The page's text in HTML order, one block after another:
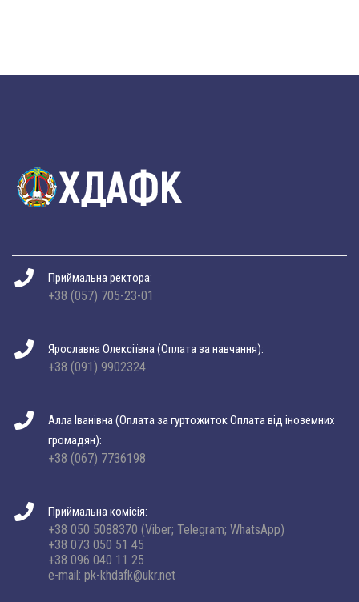
Приймальна ректора:
+38 (057) 705-23-01
Ярославна Олексіївна (Оплата за навчання):
+38 (091) 9902324
Алла Іванівна (Оплата за гуртожиток Оплата від іноземних
громадян):
+38 (067) 7736198
Приймальна комісія:
+38 050 5088370 (Viber; Telegram; WhatsApp)
+38 073 050 51 45
+38 096 040 11 25
e-mail: pk-khdafk@ukr.net